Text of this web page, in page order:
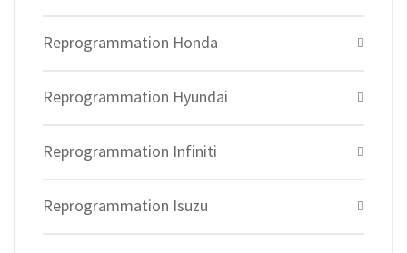
Reprogrammation Honda
Reprogrammation Hyundai
Reprogrammation Infiniti
Reprogrammation Isuzu